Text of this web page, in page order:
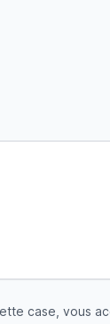
case, vous
case, vous